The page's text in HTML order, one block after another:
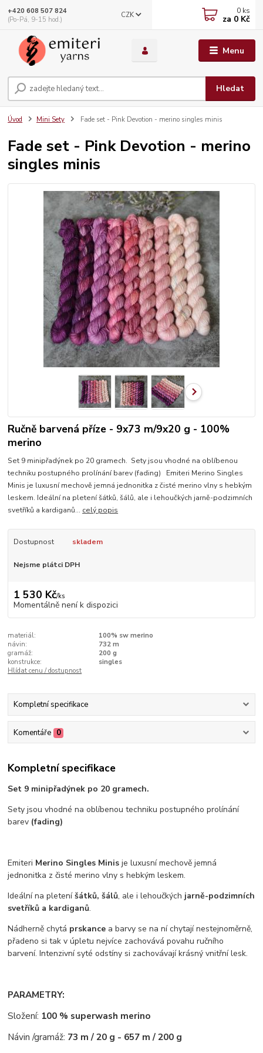
Menu
CZK
Hledat
+420 608 507 824
(Po-Pá, 9-15 hod.)
0 ks
za 0 Kč
Úvod Mini Sety Fade set - Pink Devotion - merino singles minis
Fade set - Pink Devotion - merino
singles minis
Ručně barvená příze - 9x73 m/9x20 g - 100%
merino
Set 9 minipřadýnek po 20 gramech. Sety jsou vhodné na oblíbenou
techniku postupného prolínání barev (fading) Emiteri Merino Singles
Minis je luxusní mechově jemná jednonitka z čisté merino vlny s hebkým
leskem. Ideální na pletení šátků, šálů, ale i lehoučkých jarně-podzimních
svetříků a kardiganů... celý popis
Dostupnost skladem
Nejsme plátci DPH
1 530 Kč/ks
Momentálně není k dispozici
materiál:
100% sw merino
návin:
732 m
gramáž:
200 g
konstrukce:
singles
Hlídat cenu / dostupnost
Kompletní specifikace
Komentáře 0
Kompletní specifikace
Set 9 minipřadýnek po 20 gramech.
Sety jsou vhodné na oblíbenou techniku postupného prolínání
barev (fading)
Emiteri Merino Singles Minis je luxusnímechově jemná
jednonitka z čisté merino vlny s hebkým leskem.
Ideální na pleteníšátků, šálů, ale i lehoučkých jarně-podzimních
svetříků a kardiganů.
Nádherně chytá prskance a barvy se na ní chytají nestejnoměrně,
přadeno si tak v úpletu nejvíce zachovává povahu ručního
barvení. Intenzivní syté odstíny si zachovávají krásný vnitřní lesk.
PARAMETRY:
Složení: 100 % superwash merino
Návin /gramáž: 73 m / 20 g - 657 m / 200 g